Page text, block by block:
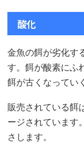
酸化
金魚の餌が劣化す
す。餌が酸素にふ
餌が古くなってい
販売されている餌
ージされています
さします。